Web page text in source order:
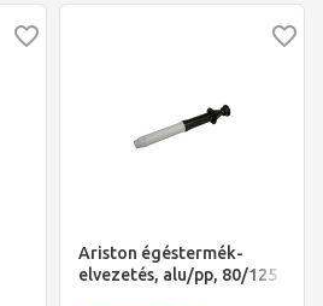
Ariston égéstermék-
elvezetés, alu/pp, 80/125